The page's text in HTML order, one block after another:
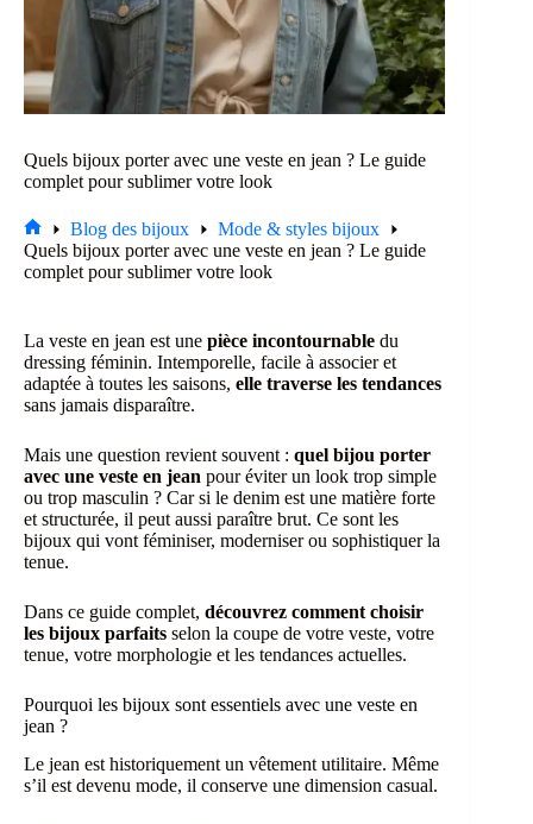
Quels bijoux porter avec une veste en jean ? Le guide
complet pour sublimer votre look
Accueil
Blog des bijoux
Mode & styles bijoux
Quels bijoux porter avec une veste en jean ? Le guide
complet pour sublimer votre look
La veste en jean est une pièce incontournable du
dressing féminin. Intemporelle, facile à associer et
adaptée à toutes les saisons, elle traverse les tendances
sans jamais disparaître.
Mais une question revient souvent : quel bijou porter
avec une veste en jean pour éviter un look trop simple
ou trop masculin ? Car si le denim est une matière forte
et structurée, il peut aussi paraître brut. Ce sont les
bijoux qui vont féminiser, moderniser ou sophistiquer la
tenue.
Dans ce guide complet, découvrez comment choisir
les bijoux parfaits selon la coupe de votre veste, votre
tenue, votre morphologie et les tendances actuelles.
Pourquoi les bijoux sont essentiels avec une veste en
jean ?
Le jean est historiquement un vêtement utilitaire. Même
s’il est devenu mode, il conserve une dimension casual.